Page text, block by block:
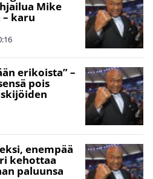
Mike
karu
erikoista” –
pois
enempää
kehottaa
paluunsa